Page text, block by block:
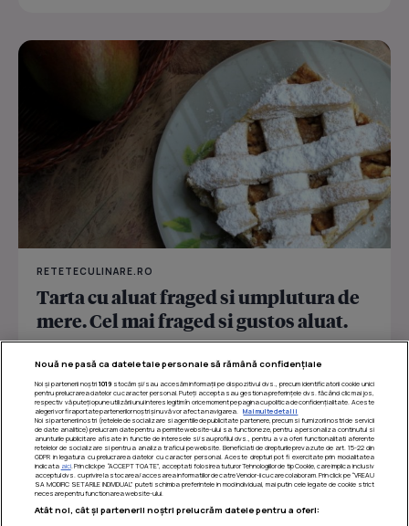
RETETECULINARE.RO
Tarta cu aluat fraged si umplutura de
mere. Cel mai fraged si gustos aluat.
dulce de mere.
Nouă ne pasă ca datele tale personale să rămână confidențiale
Noi și partenerii noștri 1019stocăm și/sau accesăm informații pe dispozitivul dvs., precum identificatorii cookie unici
pentru prelucrarea datelor cu caracter personal. Puteți accepta sau gestiona preferințele dvs. făcând clic mai jos,
respectiv vă puteți opune utilizării unui interes legitim în orice moment pe pagina cu politica de confidențialitate. Aceste
alegeri vor fi raportate partenerilor noștri și nu vă vor afecta navigarea.
Mai multe detalii
Noi si partenerii nostri (retelele de socializare si agentiile de publicitate partenere, precum si furnizorii nostri de servicii
de date analitice) prelucram date pentru a permite website-ului sa functioneze, pentru a personaliza continutul si
anunturile publicitare afisate in functie de interesele si/sau profilul dvs., pentru a va oferi functionalitati aferente
retelelor de socializare si pentru a analiza traficul pe website. Beneficiati de drepturile prevazute de art. 15-22 din
GDPR in legatura cu prelucrarea datelor cu caracter personal. Aceste drepturi pot fi exercitate prin modalitatea
indicata aici. Prin click pe “ACCEPT TOATE”, acceptati folosirea tuturor Tehnologiilor de tip Cookie, care implica inclusiv
acceptul dvs. cu privire la stocarea/accesarea informatiilor de catre Vendor-ii cu care colaboram. Prin click pe “VREAU
SA MODIFIC SETARILE INDIVIDUAL” puteti schimba preferintele in mod individual, mai putin cele legate de cookie strict
necesare pentru functionarea website-ului.
Atât noi, cât și partenerii noștri prelucrăm datele pentru a oferi: